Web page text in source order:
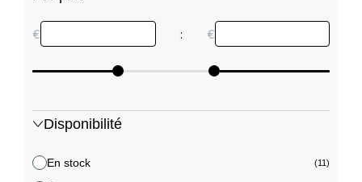
€ : €
Disponibilité
En stock (11)